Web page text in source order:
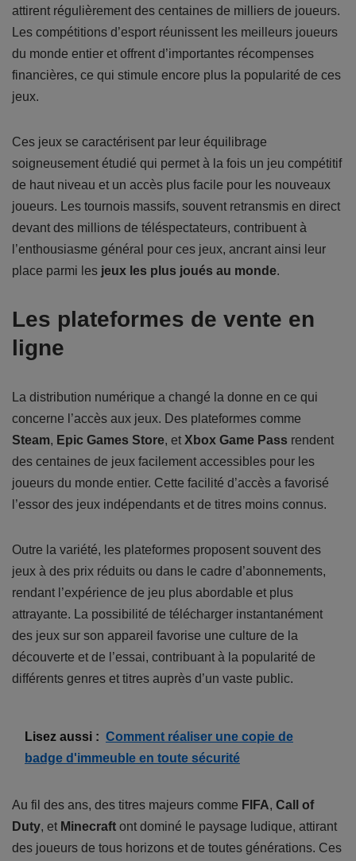
attirent régulièrement des centaines de milliers de joueurs.
Les compétitions d’esport réunissent les meilleurs joueurs
du monde entier et offrent d’importantes récompenses
financières, ce qui stimule encore plus la popularité de ces
jeux.
Ces jeux se caractérisent par leur équilibrage
soigneusement étudié qui permet à la fois un jeu compétitif
de haut niveau et un accès plus facile pour les nouveaux
joueurs. Les tournois massifs, souvent retransmis en direct
devant des millions de téléspectateurs, contribuent à
l’enthousiasme général pour ces jeux, ancrant ainsi leur
place parmi les jeux les plus joués au monde.
Les plateformes de vente en
ligne
La distribution numérique a changé la donne en ce qui
concerne l’accès aux jeux. Des plateformes comme
Steam, Epic Games Store, et Xbox Game Pass rendent
des centaines de jeux facilement accessibles pour les
joueurs du monde entier. Cette facilité d’accès a favorisé
l’essor des jeux indépendants et de titres moins connus.
Outre la variété, les plateformes proposent souvent des
jeux à des prix réduits ou dans le cadre d’abonnements,
rendant l’expérience de jeu plus abordable et plus
attrayante. La possibilité de télécharger instantanément
des jeux sur son appareil favorise une culture de la
découverte et de l’essai, contribuant à la popularité de
différents genres et titres auprès d’un vaste public.
Lisez aussi : Comment réaliser une copie de
badge d'immeuble en toute sécurité
Au fil des ans, des titres majeurs comme FIFA, Call of
Duty, et Minecraft ont dominé le paysage ludique, attirant
des joueurs de tous horizons et de toutes générations. Ces